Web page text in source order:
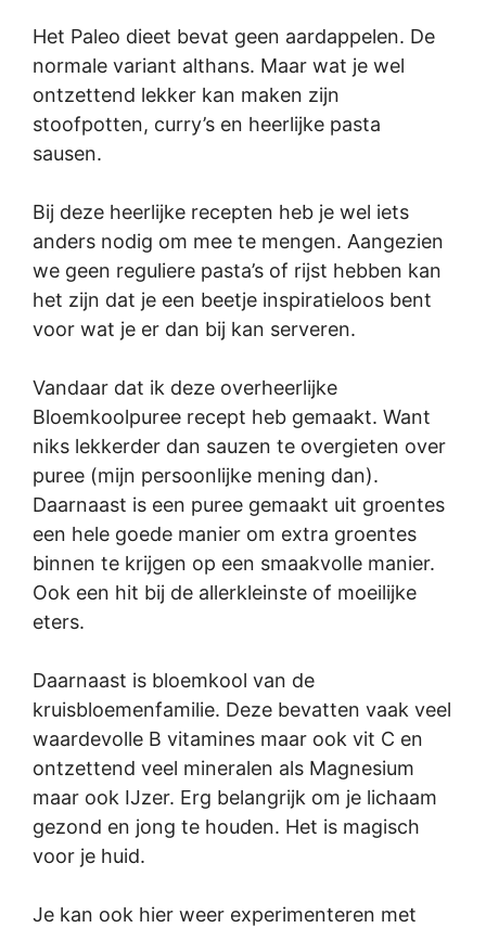
Het Paleo dieet bevat geen aardappelen. De
normale variant althans. Maar wat je wel
ontzettend lekker kan maken zijn
stoofpotten, curry’s en heerlijke pasta
sausen.
Bij deze heerlijke recepten heb je wel iets
anders nodig om mee te mengen. Aangezien
we geen reguliere pasta’s of rijst hebben kan
het zijn dat je een beetje inspiratieloos bent
voor wat je er dan bij kan serveren.
Vandaar dat ik deze overheerlijke
Bloemkoolpuree recept heb gemaakt. Want
niks lekkerder dan sauzen te overgieten over
puree (mijn persoonlijke mening dan).
Daarnaast is een puree gemaakt uit groentes
een hele goede manier om extra groentes
binnen te krijgen op een smaakvolle manier.
Ook een hit bij de allerkleinste of moeilijke
eters.
Daarnaast is bloemkool van de
kruisbloemenfamilie. Deze bevatten vaak veel
waardevolle B vitamines maar ook vit C en
ontzettend veel mineralen als Magnesium
maar ook IJzer. Erg belangrijk om je lichaam
gezond en jong te houden. Het is magisch
voor je huid.
Je kan ook hier weer experimenteren met